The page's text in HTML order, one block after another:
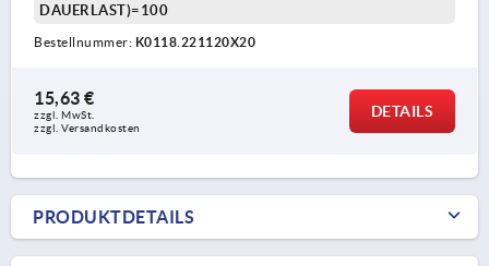
DAUERLAST)=100
Bestellnummer: K0118.221120X20
15,63 €
zzgl. MwSt.
zzgl. Versandkosten
DETAILS
PRODUKTDETAILS